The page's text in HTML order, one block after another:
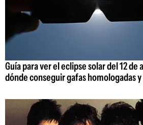
Guía para ver el eclipse solar del 12 de
dónde conseguir gafas homologadas